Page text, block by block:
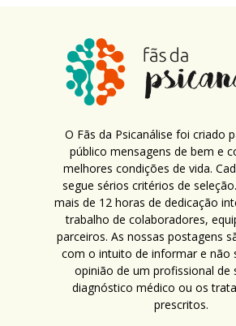
O Fãs da Psicanálise foi criado
público mensagens de bem e
melhores condições de vida.
segue sérios critérios de
mais de 12 horas de dedicação
trabalho de colaboradores,
parceiros. As nossas postagens
com o intuito de informar e não
opinião de um profissional de
diagnóstico médico ou os
prescritos.